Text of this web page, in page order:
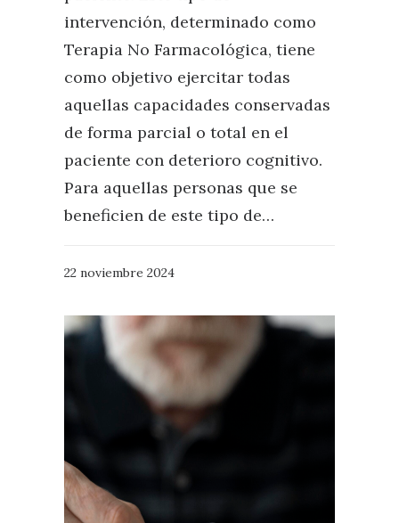
intervención, determinado como
Terapia No Farmacológica, tiene
como objetivo ejercitar todas
aquellas capacidades conservadas
de forma parcial o total en el
paciente con deterioro cognitivo.
Para aquellas personas que se
beneficien de este tipo de…
22 noviembre 2024